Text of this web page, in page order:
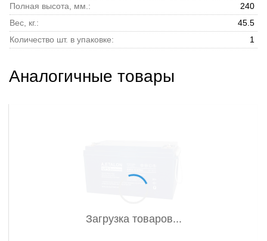
Полная высота, мм.:
240
Вес, кг.:
45.5
Количество шт. в упаковке:
1
Аналогичные товары
Загрузка товаров...